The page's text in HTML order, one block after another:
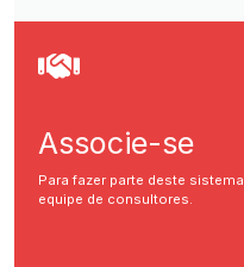
Associe-se
Para fazer parte deste
equipe de consultores.